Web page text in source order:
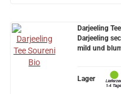
Darjeeling
Darjeeling
mild und
Lager